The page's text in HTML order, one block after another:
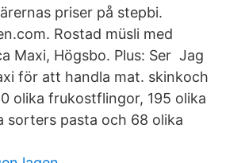
priser på stepbi.​
Rostad müsli med
Maxi, Högsbo. Plus: Ser Jag
för att handla mat. skinkoch
olika frukostflingor, 195 olika
sorters pasta och 68 olika